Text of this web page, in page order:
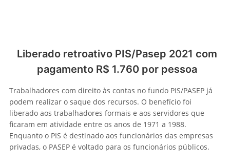
Liberado retroativo PIS/Pasep 2021 com
pagamento R$ 1.760 por pessoa
Trabalhadores com direito às contas no fundo PIS/PASEP já
podem realizar o saque dos recursos. O benefício foi
liberado aos trabalhadores formais e aos servidores que
ficaram em atividade entre os anos de 1971 a 1988.
Enquanto o PIS é destinado aos funcionários das empresas
privadas, o PASEP é voltado para os funcionários públicos.